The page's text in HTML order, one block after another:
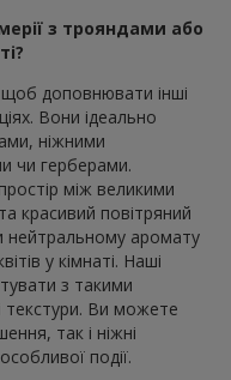
з трояндами або
щоб доповнювати інші
Вони ідеально
ніжними
чи герберами.
між великими
красивий повітряний
нейтральному аромату
у кімнаті. Наші
з такими
текстури. Ви можете
так і ніжні
події.